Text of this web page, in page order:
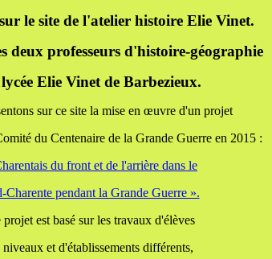
le site de l'atelier histoire Elie Vinet.
deux professeurs d'histoire-géographie
Elie Vinet de Barbezieux.
sur ce site la mise en œuvre d'un projet
du Centenaire de la Grande Guerre en 2015 :
du front et de l'arrière dans le
Charente pendant la Grande Guerre ».
projet est basé sur les travaux d'élèves
niveaux et d'établissements différents,